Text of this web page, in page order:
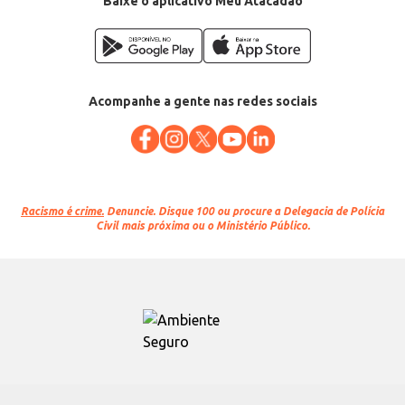
Acompanhe a gente nas redes sociais
Racismo é crime. Denuncie. Disque 100 ou procure a Delegacia de Polícia
Civil mais próxima ou o Ministério Público.